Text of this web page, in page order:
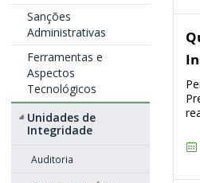
Sanções
Administrativas
Ferramentas e
Aspectos
Tecnológicos
Unidades de
Integridade
Auditoria